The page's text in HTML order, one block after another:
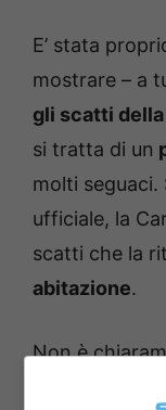
E’ stata
mostrare – a
gli scatti
si tratta di un
molti seguaci.
ufficiale, la
scatti che la
abitazione.
Non è